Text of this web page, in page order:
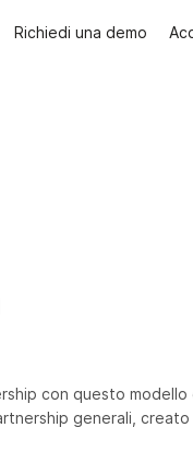
Richiedi una demo
con questo modello
generali, creato